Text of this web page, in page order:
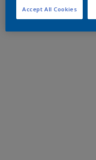
Accept All Cookies